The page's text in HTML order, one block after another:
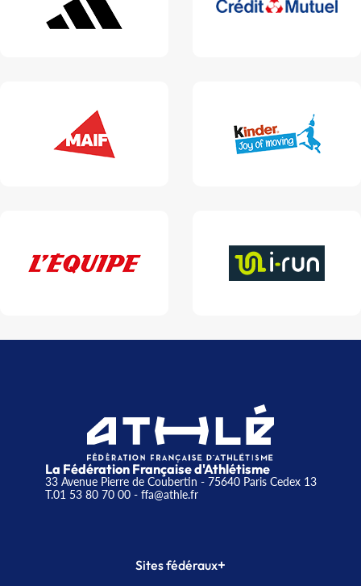
La Fédération Française d'Athlétisme
33 Avenue Pierre de Coubertin - 75640 Paris Cedex 13
T.01 53 80 70 00- ffa@athle.fr
Sites fédéraux+